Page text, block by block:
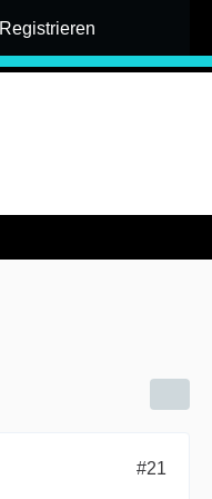
Registrieren
#21